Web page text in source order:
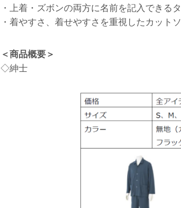
・上着・ズボンの両方に名前を記入できる
・着やすさ、着せやすさを重視したカット
＜商品概要＞
◇紳士